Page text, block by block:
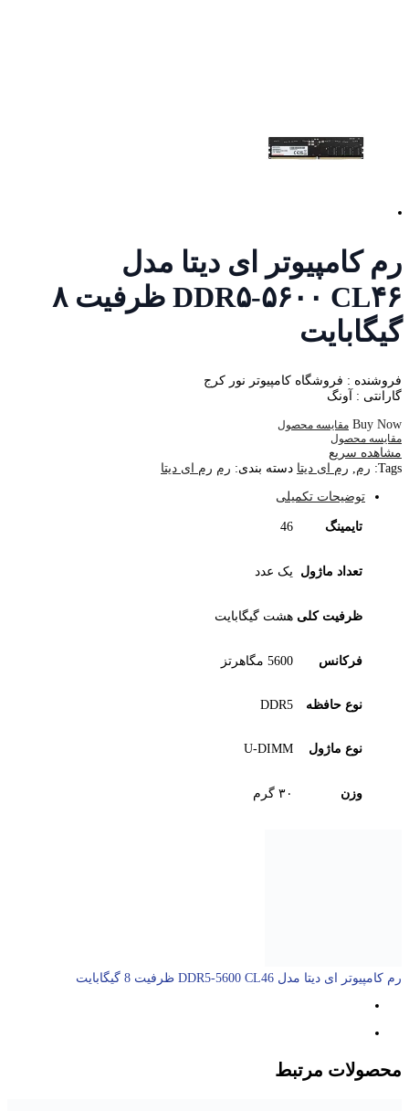
رم کامپیوتر ای دیتا مدل
DDR۵-۵۶۰۰ CL۴۶ ظرفیت ۸
گیگابایت
فروشنده : فروشگاه کامپیوتر نور کرج
گارانتی : آونگ
Buy Now مقایسه محصول
مقایسه محصول
مشاهده سریع
Tags: رم, رم ای دیتا دسته بندی: رم رم ای دیتا
توضیحات تکمیلی
تایمینگ 46
تعداد ماژول یک عدد
ظرفیت کلی هشت گیگابایت
فرکانس 5600 مگاهرتز
نوع حافظه DDR5
نوع ماژول U-DIMM
وزن ۳۰ گرم
رم کامپیوتر ای دیتا مدل DDR5-5600 CL46 ظرفیت 8 گیگابایت
محصولات مرتبط